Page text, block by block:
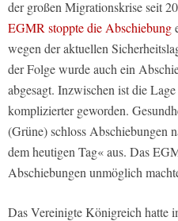
der großen Migrationskrise seit
EGMR stoppte die Abschiebung
wegen der aktuellen
der Folge wurde auch ein
abgesagt. Inzwischen ist die
komplizierter geworden.
(Grüne) schloss Abschiebungen
dem heutigen Tag« aus. Das
Abschiebungen unmöglich
Das Vereinigte Königreich hatte